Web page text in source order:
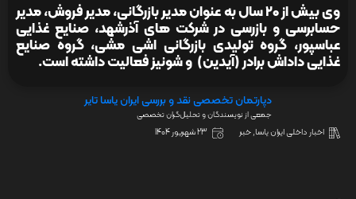
وی بیش از ۲۰ سال به عنوان مدیر بازرگانی، مدیر فروش، مدیر
حسابرسی و بازرسی در شرکت های آذرشهد، صنایع غذایی
عباسپور، گروه تولیدی بازرگانی اشی مشی، گروه صنایع
غذایی داداش برادر (آیدین) و شونیز فعالیت داشته است.
دپارتمان تخصصی نقد و بررسی ایران یاسا تایر
جمعی از نویسندگان و تحلیل‌گران تخصصی
اخبار داخلی ایران یاسا,خبر 23 شهریور 1404